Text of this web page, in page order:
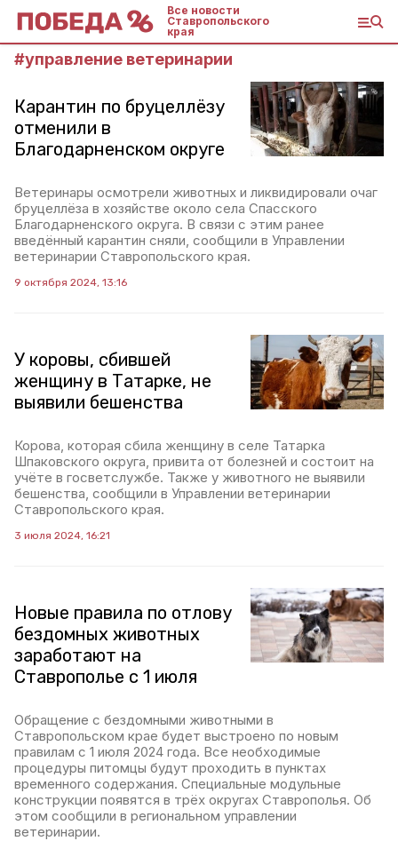
Все новости
Ставропольского
края
#управление ветеринарии
Карантин по бруцеллёзу
отменили в
Благодарненском округе
Ветеринары осмотрели животных и ликвидировали очаг
бруцеллёза в хозяйстве около села Спасского
Благодарненского округа. В связи с этим ранее
введённый карантин сняли, сообщили в Управлении
ветеринарии Ставропольского края.
9 октября 2024, 13:16
У коровы, сбившей
женщину в Татарке, не
выявили бешенства
Корова, которая сбила женщину в селе Татарка
Шпаковского округа, привита от болезней и состоит на
учёте в госветслужбе. Также у животного не выявили
бешенства, сообщили в Управлении ветеринарии
Ставропольского края.
3 июля 2024, 16:21
Новые правила по отлову
бездомных животных
заработают на
Ставрополье с 1 июля
Обращение с бездомными животными в
Ставропольском крае будет выстроено по новым
правилам с 1 июля 2024 года. Все необходимые
процедуры питомцы будут проходить в пунктах
временного содержания. Специальные модульные
конструкции появятся в трёх округах Ставрополья. Об
этом сообщили в региональном управлении
ветеринарии.